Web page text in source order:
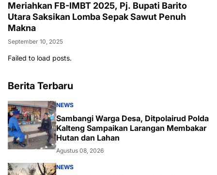
Meriahkan FB-IMBT 2025, Pj. Bupati Barito
Utara Saksikan Lomba Sepak Sawut Penuh
Makna
September 10, 2025
Failed to load posts.
Berita Terbaru
NEWS
Sambangi Warga Desa, Ditpolairud Polda
Kalteng Sampaikan Larangan Membakar
Hutan dan Lahan
Agustus 08, 2026
NEWS